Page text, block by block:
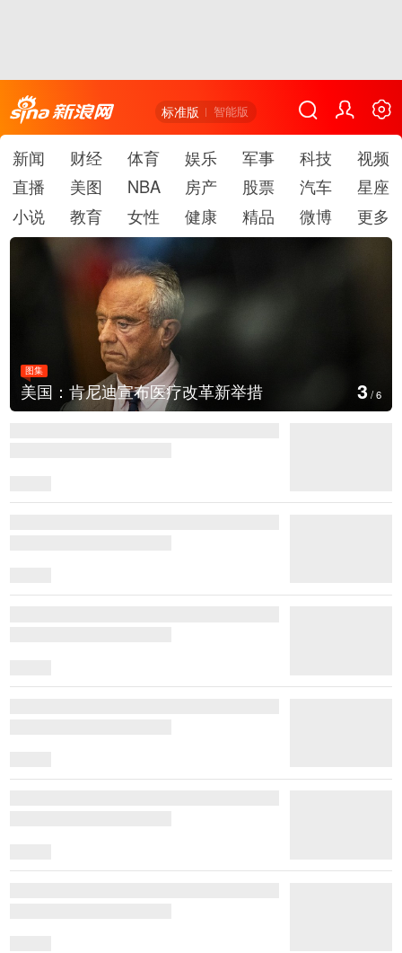
标准版 智能版
新闻 财经 体育 娱乐 军事 科技
视频
直播
美图 NBA 房产 股票 汽车
星座
小说
教育 女性 健康 精品 微博 更多
图集
云南普洱：乡村风光如画 4 /6